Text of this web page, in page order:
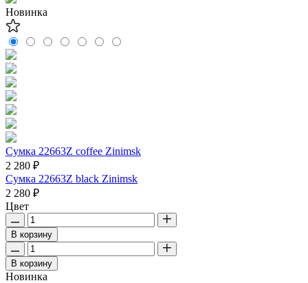
Новинка
Сумка 22663Z coffee Zinimsk
2 280 ₽
Сумка 22663Z black Zinimsk
2 280 ₽
Цвет
В корзину
В корзину
Новинка